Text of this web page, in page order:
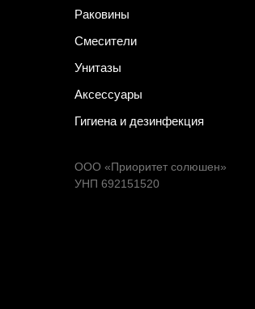
Раковины
Смесители
Унитазы
Аксессуары
Гигиена и дезинфекция
ООО «Приоритет солюшен»
УНП 692151520